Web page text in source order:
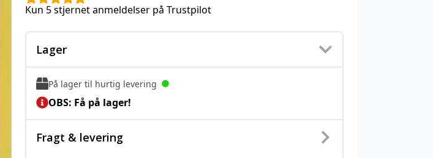
antal
Kun 5 stjernet anmeldelser på Trustpilot
Lager
På lager til hurtig levering
OBS: Få på lager!
Fragt & levering